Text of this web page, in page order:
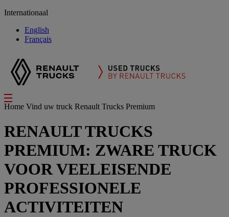
Internationaal
English
Français
Home Vind uw truck Renault Trucks Premium
RENAULT TRUCKS
PREMIUM: ZWARE TRUCK
VOOR VEELEISENDE
PROFESSIONELE
ACTIVITEITEN